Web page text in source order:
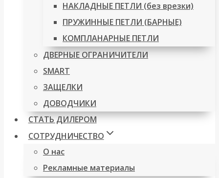
НАКЛАДНЫЕ ПЕТЛИ (без врезки)
ПРУЖИННЫЕ ПЕТЛИ (БАРНЫЕ)
КОМПЛАНАРНЫЕ ПЕТЛИ
ДВЕРНЫЕ ОГРАНИЧИТЕЛИ
SMART
ЗАЩЕЛКИ
ДОВОДЧИКИ
СТАТЬ ДИЛЕРОМ
СОТРУДНИЧЕСТВО
О нас
Рекламные материалы